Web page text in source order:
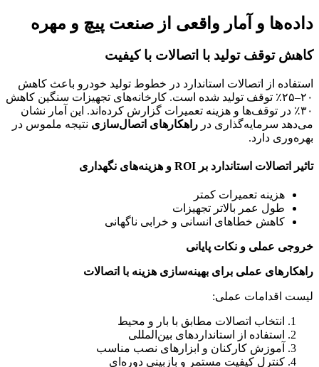
داده‌ها و آمار واقعی از صنعت پیچ و مهره
کاهش توقف تولید با اتصالات با کیفیت
استفاده از اتصالات استاندارد در خطوط تولید خودرو باعث کاهش
۲۰–۲۵٪ توقف تولید شده است. کارخانه‌های تجهیزات سنگین کاهش
۳۰٪ در توقف‌ها و هزینه تعمیرات گزارش کرده‌اند. این آمار نشان
می‌دهد سرمایه‌گذاری در راهکارهای اتصال‌سازی نتیجه ملموس در
بهره‌وری دارد.
تاثیر اتصالات استاندارد بر ROI و هزینه‌های نگهداری
هزینه تعمیرات کمتر
طول عمر بالاتر تجهیزات
کاهش خطاهای انسانی و خرابی ناگهانی
خروجی عملی و نکات پایانی
راهکارهای عملی برای بهینه‌سازی هزینه با اتصالات
لیست اقدامات عملی:
انتخاب اتصالات مطابق با بار و محیط
استفاده از استانداردهای بین‌المللی
آموزش کارکنان و ابزارهای نصب مناسب
کنترل کیفیت مستمر و بازبینی دوره‌ای